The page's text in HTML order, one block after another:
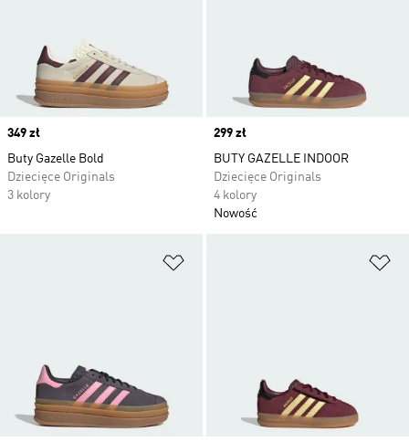
Price
349 zł
Buty Gazelle Bold
Dziecięce Originals
3 kolory
Price
299 zł
BUTY GAZELLE INDOOR
Dziecięce Originals
4 kolory
Nowość